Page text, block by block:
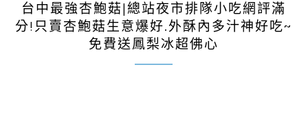
台中最強杏鮑菇|總站夜市排隊小吃網評滿
分!只賣杏鮑菇生意爆好.外酥內多汁神好吃~
免費送鳳梨冰超佛心